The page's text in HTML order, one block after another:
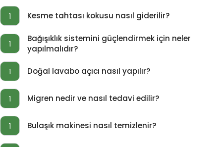
1 Kesme tahtası kokusu nasıl giderilir?
1
Bağışıklık sistemini güçlendirmek için neler
yapılmalıdır?
1 Doğal lavabo açıcı nasıl yapılır?
1 Migren nedir ve nasıl tedavi edilir?
1 Bulaşık makinesi nasıl temizlenir?